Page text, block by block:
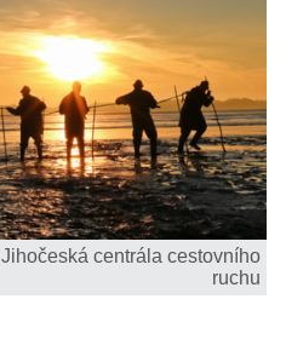
Jihočeská centrála cestovního
ruchu